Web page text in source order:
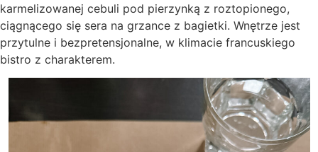
karmelizowanej cebuli pod pierzynką z roztopionego,
ciągnącego się sera na grzance z bagietki. Wnętrze jest
przytulne i bezpretensjonalne, w klimacie francuskiego
bistro z charakterem.